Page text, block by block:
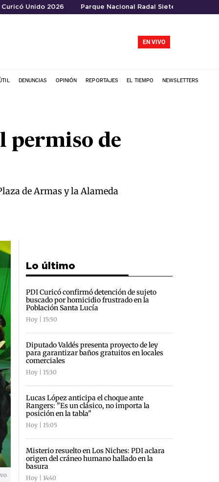
Curicó Unido 2026 Parque Nacional Radal Siete Tazas
EN VIVO
DENUNCIAS OPINIÓN REPORTAJES EL TIEMPO NEWSLETTERS
permiso de
de Armas y la Alameda
Lo último
PDI Curicó confirmó detención de sujeto
buscado por homicidio frustrado en la
Población Santa Lucía
Hoy | 15:50
Diputado Valdés presenta proyecto de ley
para garantizar baños gratuitos en locales
comerciales
Hoy | 15:30
Lucas López anticipa el choque ante
Rangers: "Es un clásico, no importa la
posición en la tabla"
Hoy | 15:05
Misterio resuelto en Los Niches: PDI aclara
origen del cráneo humano hallado en la
basura
Hoy | 14:40